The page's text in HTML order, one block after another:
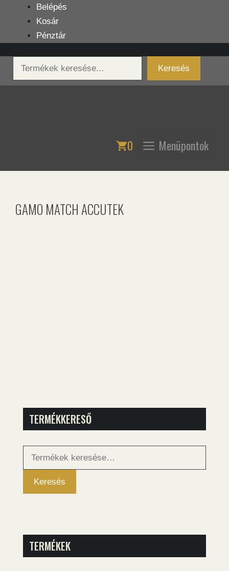
tartalomba
Belépés
Kosár
Pénztár
Keresés
Keresés
0 Menüpontok
GAMO MATCH ACCUTEK
TERMÉKKERESŐ
Keresés
Keresés
TERMÉKEK